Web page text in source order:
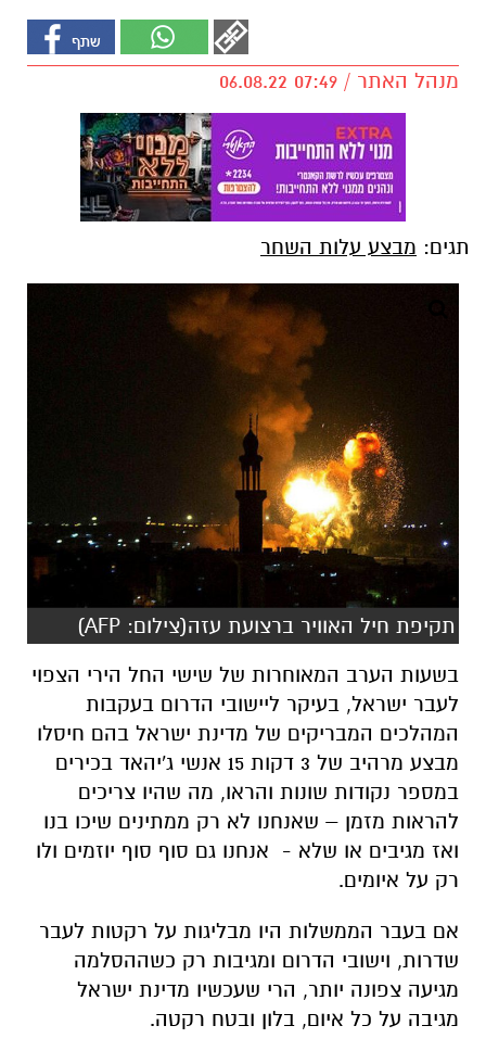
מנהל האתר / 07:49 06.08.22
תגים: מבצע עלות השחר
תקיפת חיל האוויר ברצועת עזה(צילום: AFP)
בשעות הערב המאוחרות של שישי החל הירי הצפוי
לעבר ישראל, בעיקר ליישובי הדרום בעקבות
המהלכים המבריקים של מדינת ישראל בהם חיסלו
מבצע מרהיב של 3 דקות 15 אנשי ג'יהאד בכירים
במספר נקודות שונות והראו, מה שהיו צריכים
להראות מזמן – שאנחנו לא רק ממתינים שיכו בנו
ואז מגיבים או שלא - אנחנו גם סוף סוף יוזמים ולו
רק על איומים.
אם בעבר הממשלות היו מבליגות על רקטות לעבר
שדרות, וישובי הדרום ומגיבות רק כשההסלמה
מגיעה צפונה יותר, הרי שעכשיו מדינת ישראל
מגיבה על כל איום, בלון ובטח רקטה.